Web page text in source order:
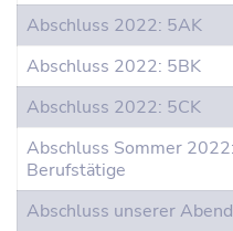
Abschluss 2022: 5AK
Abschluss 2022: 5BK
Abschluss 2022: 5CK
Abschluss Sommer
Berufstätige
Abschluss unserer